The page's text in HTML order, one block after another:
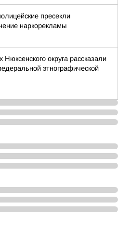
пресекли
наркорекламы
Нюксенского округа рассказали
этнографической